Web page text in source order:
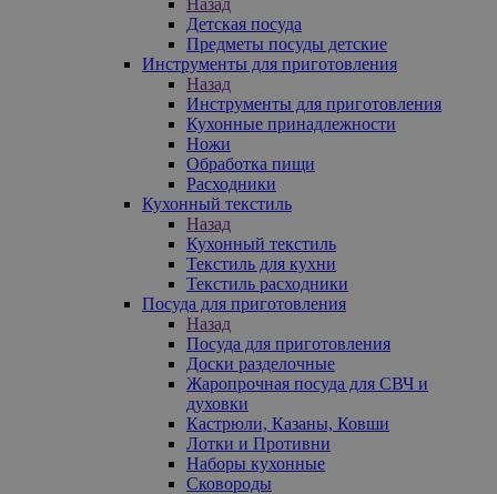
Детская посуда
Предметы посуды детские
Инструменты для приготовления
Назад
Инструменты для приготовления
Кухонные принадлежности
Ножи
Обработка пищи
Расходники
Кухонный текстиль
Назад
Кухонный текстиль
Текстиль для кухни
Текстиль расходники
Посуда для приготовления
Назад
Посуда для приготовления
Доски разделочные
Жаропрочная посуда для СВЧ и
духовки
Кастрюли, Казаны, Ковши
Лотки и Противни
Наборы кухонные
Сковороды